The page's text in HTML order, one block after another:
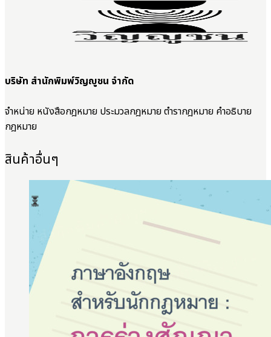
บริษัท สำนักพิมพ์วิญญูชน จำกัด
จำหน่าย หนังสือกฎหมาย ประมวลกฎหมาย ตำรากฎหมาย คำอธิบาย
กฎหมาย
สินค้าอื่นๆ